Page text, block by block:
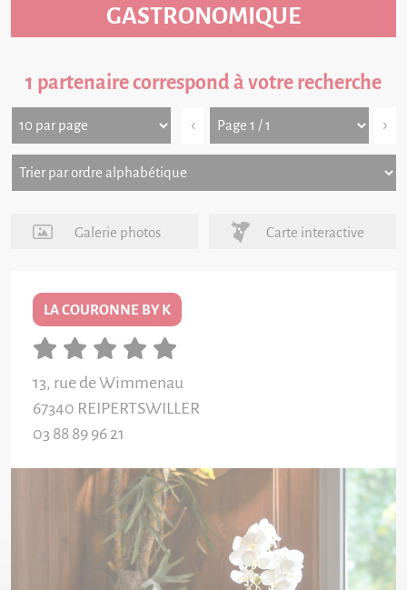
GASTRONOMIQUE
1 partenaire correspond à votre recherche
‹ ›
Galerie photos Carte interactive
LA COURONNE BY K
13, rue de Wimmenau
67340 REIPERTSWILLER
03 88 89 96 21